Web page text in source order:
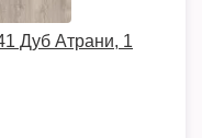
Дуб Атрани, 1